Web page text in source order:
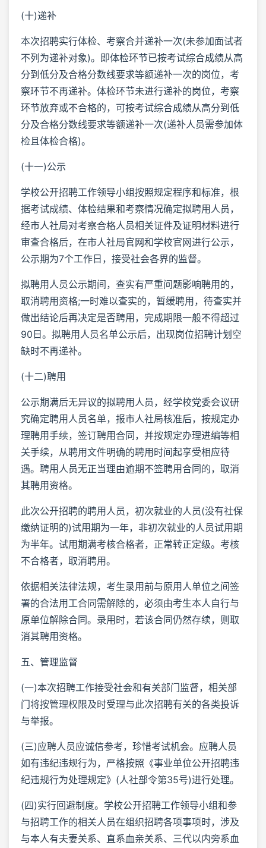
(十)递补
本次招聘实行体检、考察合并递补一次(未参加面试者
不列为递补对象)。即体检环节已按考试综合成绩从高
分到低分及合格分数线要求等额递补一次的岗位，考
察环节不再递补。体检环节未进行递补的岗位，考察
环节放弃或不合格的，可按考试综合成绩从高分到低
分及合格分数线要求等额递补一次(递补人员需参加体
检且体检合格)。
(十一)公示
学校公开招聘工作领导小组按照规定程序和标准，根
据考试成绩、体检结果和考察情况确定拟聘用人员，
经市人社局对考察合格人员相关证件及证明材料进行
审查合格后，在市人社局官网和学校官网进行公示，
公示期为7个工作日，接受社会各界的监督。
拟聘用人员公示期间，查实有严重问题影响聘用的，
取消聘用资格;一时难以查实的，暂缓聘用，待查实并
做出结论后再决定是否聘用，完成期限一般不得超过
90日。拟聘用人员名单公示后，出现岗位招聘计划空
缺时不再递补。
(十二)聘用
公示期满后无异议的拟聘用人员，经学校党委会议研
究确定聘用人员名单，报市人社局核准后，按规定办
理聘用手续，签订聘用合同，并按规定办理进编等相
关手续，从聘用文件明确的聘用时间起享受相应待
遇。聘用人员无正当理由逾期不签聘用合同的，取消
其聘用资格。
此次公开招聘的聘用人员，初次就业的人员(没有社保
缴纳证明的)试用期为一年，非初次就业的人员试用期
为半年。试用期满考核合格者，正常转正定级。考核
不合格者，取消聘用。
依据相关法律法规，考生录用前与原用人单位之间签
署的合法用工合同需解除的，必须由考生本人自行与
原单位解除合同。录用时，若该合同仍然存续，则取
消其聘用资格。
五、管理监督
(一)本次招聘工作接受社会和有关部门监督，相关部
门将按管理权限及时受理与此次招聘有关的各类投诉
与举报。
(三)应聘人员应诚信参考，珍惜考试机会。应聘人员
如有违纪违规行为，严格按照《事业单位公开招聘违
纪违规行为处理规定》(人社部令第35号)进行处理。
(四)实行回避制度。学校公开招聘工作领导小组和参
与招聘工作的相关人员在组织招聘各项事项时，涉及
与本人有夫妻关系、直系血亲关系、三代以内旁系血